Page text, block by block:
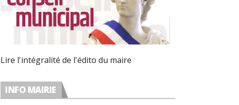
Lire l'intégralité de l'édito du maire
INFO MAIRIE